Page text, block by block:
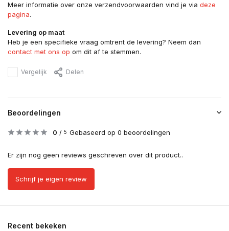
Meer informatie over onze verzendvoorwaarden vind je via deze
pagina.
Levering op maat
Heb je een specifieke vraag omtrent de levering? Neem dan
contact met ons op om dit af te stemmen.
Vergelijk Delen
Beoordelingen
0 / 5 Gebaseerd op 0 beoordelingen
Er zijn nog geen reviews geschreven over dit product..
Schrijf je eigen review
Recent bekeken